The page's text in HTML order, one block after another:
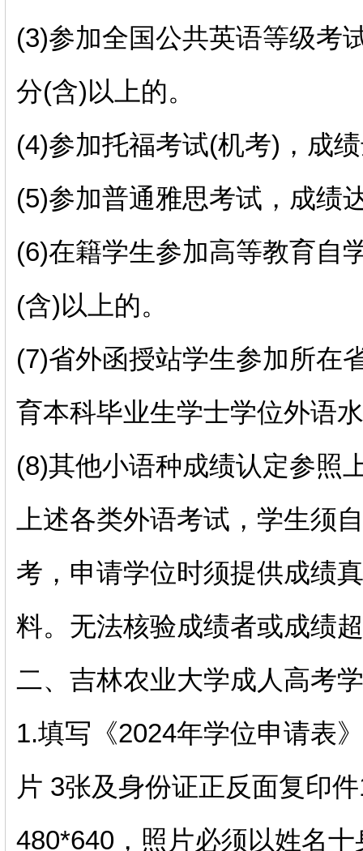
(3)参加全国公共英语等级考
分(含)以上的。
(4)参加托福考试(机考)，成
(5)参加普通雅思考试，成绩
(6)在籍学生参加高等教育自
(含)以上的。
(7)省外函授站学生参加所在
育本科毕业生学士学位外语
(8)其他小语种成绩认定参照
上述各类外语考试，学生须
考，申请学位时须提供成绩
料。无法核验成绩者或成绩
二、吉林农业大学成人高考
1.填写《2024年学位申请表
片 3张及身份证正反面复印
480*640，照片必须以姓名